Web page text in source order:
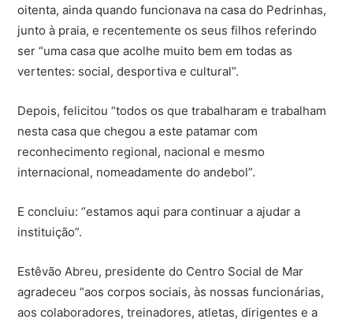
oitenta, ainda quando funcionava na casa do Pedrinhas,
junto à praia, e recentemente os seus filhos referindo
ser “uma casa que acolhe muito bem em todas as
vertentes: social, desportiva e cultural”.
Depois, felicitou “todos os que trabalharam e trabalham
nesta casa que chegou a este patamar com
reconhecimento regional, nacional e mesmo
internacional, nomeadamente do andebol”.
E concluiu: “estamos aqui para continuar a ajudar a
instituição”.
Estêvão Abreu, presidente do Centro Social de Mar
agradeceu “aos corpos sociais, às nossas funcionárias,
aos colaboradores, treinadores, atletas, dirigentes e a